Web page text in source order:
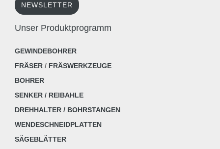
NEWSLETTER
Unser Produktprogramm
GEWINDEBOHRER
FRÄSER / FRÄSWERKZEUGE
BOHRER
SENKER / REIBAHLE
DREHHALTER / BOHRSTANGEN
WENDESCHNEIDPLATTEN
SÄGEBLÄTTER